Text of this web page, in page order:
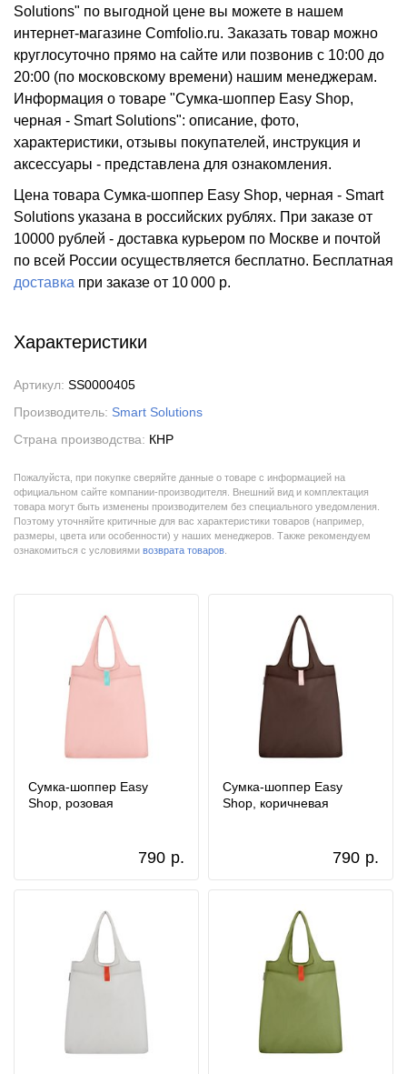
Solutions" по выгодной цене вы можете в нашем
интернет-магазине Comfolio.ru. Заказать товар можно
круглосуточно прямо на сайте или позвонив с 10:00 до
20:00 (по московскому времени) нашим менеджерам.
Информация о товаре "Сумка-шоппер Easy Shop,
черная - Smart Solutions": описание, фото,
характеристики, отзывы покупателей, инструкция и
аксессуары - представлена для ознакомления.
Цена товара Сумка-шоппер Easy Shop, черная - Smart
Solutions указана в российских рублях. При заказе от
10000 рублей - доставка курьером по Москве и почтой
по всей России осуществляется бесплатно. Бесплатная
доставка при заказе от 10 000 р.
Характеристики
Артикул: SS0000405
Производитель: Smart Solutions
Страна производства: КНР
Пожалуйста, при покупке сверяйте данные о товаре с информацией на
официальном сайте компании-производителя. Внешний вид и комплектация
товара могут быть изменены производителем без специального уведомления.
Поэтому уточняйте критичные для вас характеристики товаров (например,
размеры, цвета или особенности) у наших менеджеров. Также рекомендуем
ознакомиться с условиями возврата товаров
Сумка-шоппер Easy
Shop, розовая
790 р.
Сумка-шоппер Easy
Shop, коричневая
790 р.